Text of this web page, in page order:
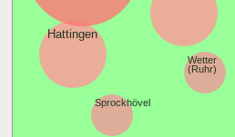
Sprockhövel
Wetter
(Ruhr)
Hattingen